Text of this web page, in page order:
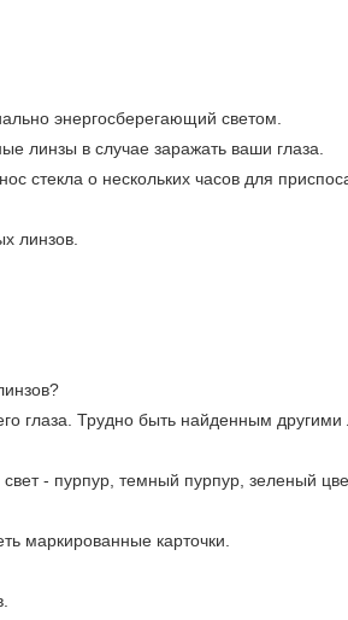
энергосберегающий светом.
линзы в случае заражать ваши глаза.
стекла о нескольких часов для
линзов.
глаза. Трудно быть найденным другими
- пурпур, темный пурпур, зеленый
маркированные карточки.